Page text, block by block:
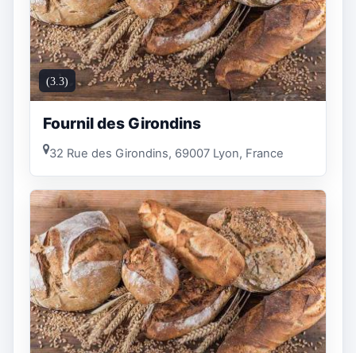
(3.3)
Fournil des Girondins
32 Rue des Girondins, 69007 Lyon, France